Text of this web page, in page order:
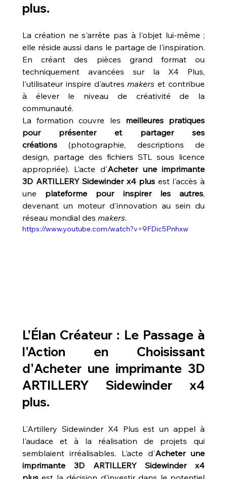
plus.
La création ne s'arrête pas à l'objet lui-même ;
elle réside aussi dans le partage de l'inspiration.
En créant des pièces grand format ou
techniquement avancées sur la X4 Plus,
l'utilisateur inspire d'autres makers et contribue
à élever le niveau de créativité de la
communauté.
La formation couvre les meilleures pratiques
pour présenter et partager ses
créations (photographie, descriptions de
design, partage des fichiers STL sous licence
appropriée). L'acte d'Acheter une imprimante
3D ARTILLERY Sidewinder x4 plus est l'accès à
une plateforme pour inspirer les autres,
devenant un moteur d'innovation au sein du
réseau mondial des makers.
https://www.youtube.com/watch?v=9FDic5Pnhxw
L'Élan Créateur : Le Passage à
l'Action en Choisissant
d'Acheter une imprimante 3D
ARTILLERY Sidewinder x4
plus.
L'Artillery Sidewinder X4 Plus est un appel à
l'audace et à la réalisation de projets qui
semblaient irréalisables. L'acte d'Acheter une
imprimante 3D ARTILLERY Sidewinder x4